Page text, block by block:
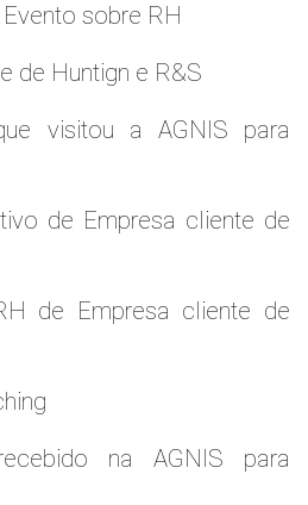
sobre RH
de Huntign e R&S
visitou a AGNIS para
de Empresa cliente de
de Empresa cliente de
na AGNIS para